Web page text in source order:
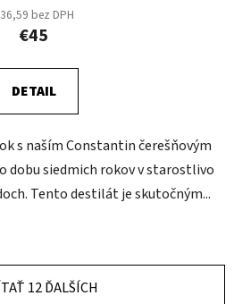
bez DPH
€45
DETAIL
s naším Constantin čerešňovým
siedmich rokov v starostlivo
Tento destilát je skutočným...
12 ĎALŠÍCH